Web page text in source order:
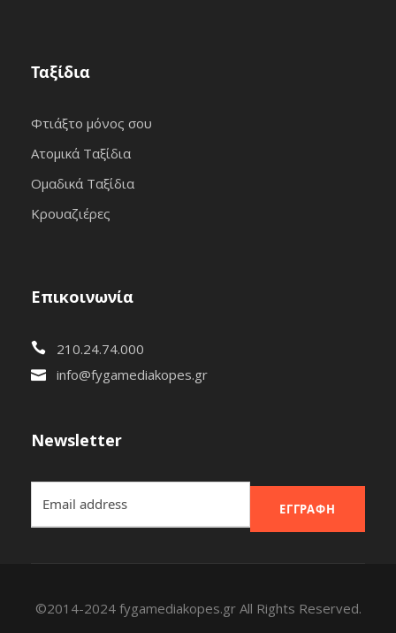
Ταξίδια
Φτιάξτο μόνος σου
Ατομικά Ταξίδια
Ομαδικά Ταξίδια
Κρουαζιέρες
Επικοινωνία
210.24.74.000
info@fygamediakopes.gr
Newsletter
ΕΓΓΡΑΦΉ
©2014-2024 fygamediakopes.gr All Rights Reserved.